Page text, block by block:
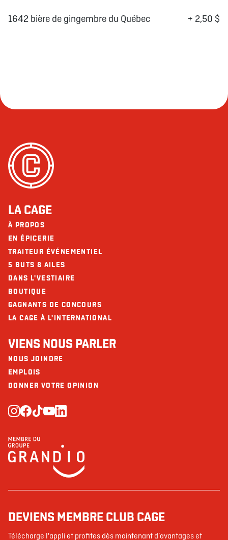
1642 bière de gingembre du Québec + 2,50 $
LA CAGE
À PROPOS
EN ÉPICERIE
TRAITEUR ÉVÉNEMENTIEL
5 BUTS 8 AILES
DANS L'VESTIAIRE
BOUTIQUE
GAGNANTS DE CONCOURS
LA CAGE À L'INTERNATIONAL
VIENS NOUS PARLER
NOUS JOINDRE
EMPLOIS
DONNER VOTRE OPINION
DEVIENS MEMBRE CLUB CAGE
Télécharge l'appli et profites dès maintenant d’avantages et